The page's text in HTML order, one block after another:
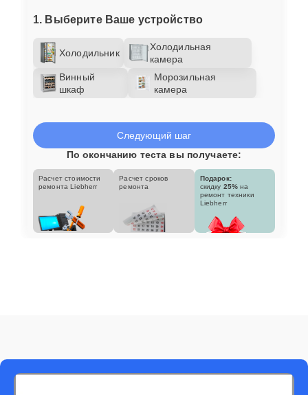
1. Выберите Ваше устройство
Холодильник
Холодильная
камера
Винный
шкаф
Морозильная
камера
Следующий шаг
По окончанию теста вы получаете:
Расчет стоимости
ремонта Liebherr
Расчет сроков
ремонта
Подарок:
скидку 25% на
ремонт техники
Liebherr